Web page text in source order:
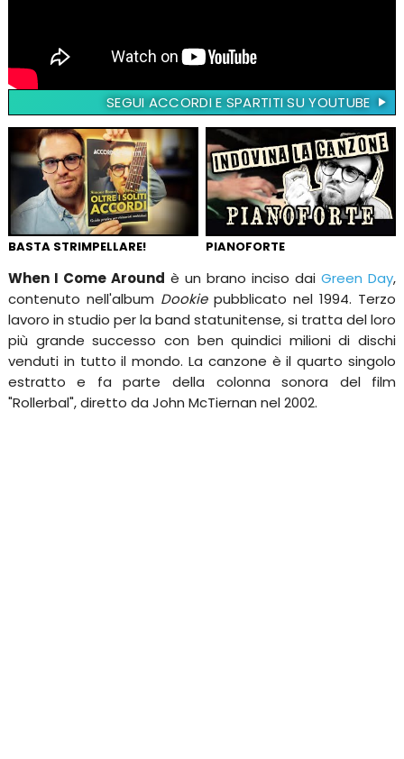
SEGUI ACCORDI E SPARTITI SU YOUTUBE
BASTA STRIMPELLARE! PIANOFORTE
When I Come Around è un brano inciso daiGreen Day,
contenuto nell'album Dookiepubblicato nel 1994. Terzo
lavoro in studio per la band statunitense, si tratta del loro
più grande successo con ben quindici milioni di dischi
venduti in tutto il mondo. La canzone è il quarto singolo
estratto e fa parte della colonna sonora del film
"Rollerbal", diretto da John McTiernan nel 2002.